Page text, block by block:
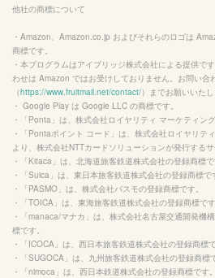
他社の商標について
・Amazon、Amazon.co.jp およびそれらのロゴは
商標です。
・本プログラムはアイブリッジ株式会社による提供で
わせは Amazon ではお受けしておりません。お問い合
（https://www.fruitmail.net/contact/）までお願いいたし
・ Google Play は Google LLC の商標です。
・「Ponta」は、株式会社ロイヤリティ マーケティング
・「Pontaポイント コード」は、株式会社ロイヤリテ
より、株式会社NTTカードソリューションが発行するサ
・「Kitaca」は、北海道旅客鉄道株式会社の登録商標で
・「Suica」は、東日本旅客鉄道株式会社の登録商標で
・「PASMO」は、株式会社パスモの登録商標です。
・「TOICA」は、東海旅客鉄道株式会社の登録商標です
・「manaca/マナカ」は、株式会社名古屋交通開発機
標です。
・「ICOCA」は、西日本旅客鉄道株式会社の登録商標で
・「SUGOCA」は、九州旅客鉄道株式会社の登録商標
・「nimoca」は、西日本鉄道株式会社の登録商標です。